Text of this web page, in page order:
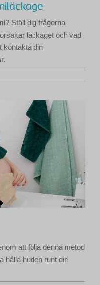
Ställ dig frågorna
läckaget och vad
kontakta din
att följa denna metod
hålla huden runt din